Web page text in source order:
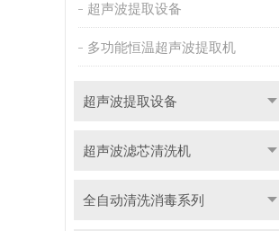
超声波提取设备
多功能恒温超声波提取机
超声波提取设备
超声波滤芯清洗机
全自动清洗消毒系列